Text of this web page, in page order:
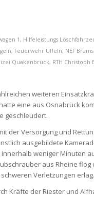
1, Hilfeleistungs
, Feuerwehr Üffeln, NEF
Quakenbrück, RTH Christoph
weiteren
eine aus Osnabrück
geschleudert.
der Versorgung und
ausgebildete
weniger Minuten
aus Rheine
Verletzungen erlag.
Kräfte der Riester und